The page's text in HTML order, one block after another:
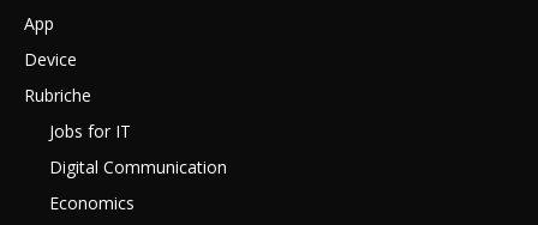
App
Device
Rubriche
Jobs for IT
Digital Communication
Economics